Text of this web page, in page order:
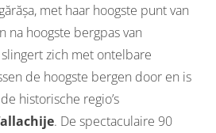
met haar hoogste punt van
na hoogste bergpas van
zich met ontelbare
de hoogste bergen door en is
historische regio’s
. De spectaculaire 90